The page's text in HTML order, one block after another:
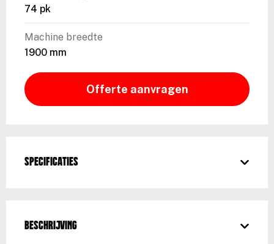
74 pk
Machine breedte
1900 mm
Offerte aanvragen
Specificaties
Beschrijving